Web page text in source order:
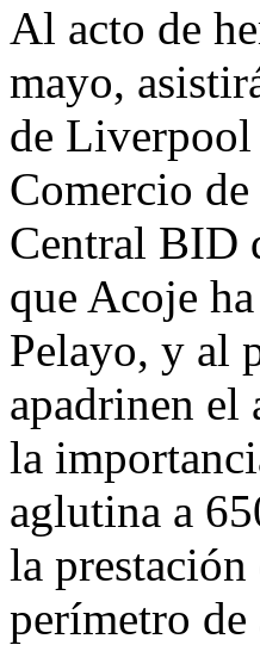
Al acto de
mayo,
de Liverpool
Comercio
Central BID
que Acoje
Pelayo, y al
apadrinen el
la
aglutina a
la
perímetro de